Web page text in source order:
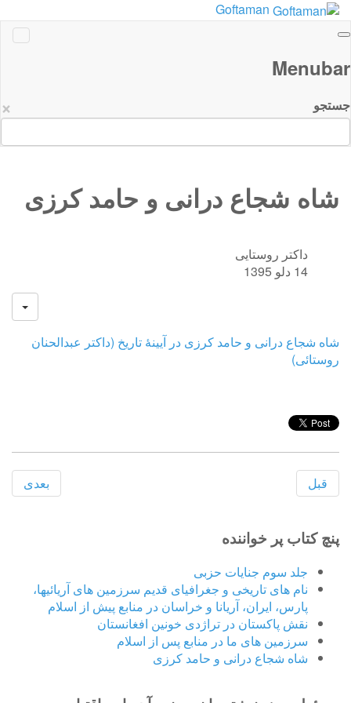
Goftaman
Menubar
×
جستجو
شاه شجاع درانی و حامد کرزی
داکتر روستایی
14 دلو 1395
شاه شجاع درانی و حامد کرزی در آیینۀ تاریخ (داکتر عبدالحنان
روستائی)
قبل بعدی
پنچ کتاب پر خواننده
جلد سوم جنایات حزبی
نام های تاریخی و جغرافیای قدیم سرزمین های آریائیها،
پارس، ایران، آریانا و خراسان در منابع پیش از اسلام
نقش پاکستان در تراژدی خونین افغانستان
سرزمین های ما در منابع پس از اسلام
شاه شجاع درانی و حامد کرزی